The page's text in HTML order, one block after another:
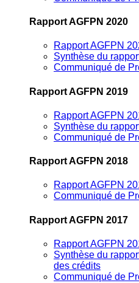
Rapport AGFPN 2020
Rapport AGFPN
Synthèse du
Communiqué de
Rapport AGFPN 2019
Rapport AGFPN
Synthèse du
Communiqué de
Rapport AGFPN 2018
Rapport AGFPN
Communiqué de
Rapport AGFPN 2017
Rapport AGFPN
Synthèse du
des crédits
Communiqué de